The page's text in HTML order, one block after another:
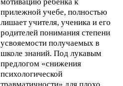
прилежной учебе, полностью
лишает учителя, ученика и его
родителей понимания степени
усвояемости получаемых в
школе знаний. Под лукавым
предлогом «снижения
психологической
травматичности» для плохо